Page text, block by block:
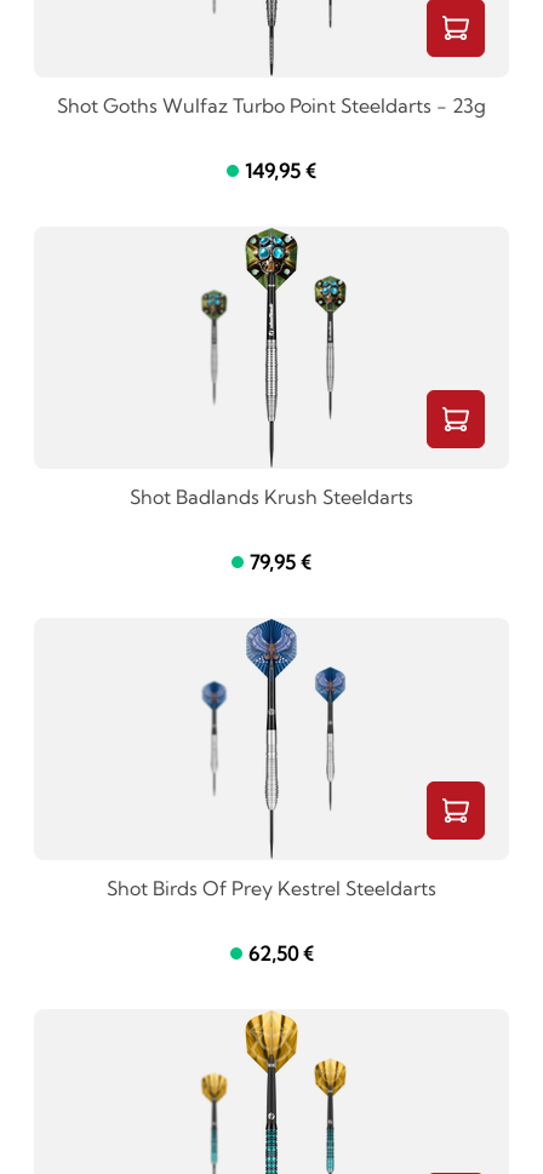
Shot Goths Wulfaz Turbo Point Steeldarts - 23g
149,95 €
Shot Badlands Krush Steeldarts
79,95 €
Shot Birds Of Prey Kestrel Steeldarts
62,50 €